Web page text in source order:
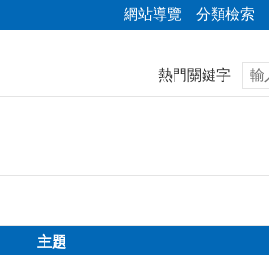
網站導覽 分類檢索
熱門關鍵字
主題